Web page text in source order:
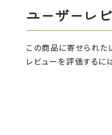
ユーザーレ
この商品に寄せられた
レビューを評価するに